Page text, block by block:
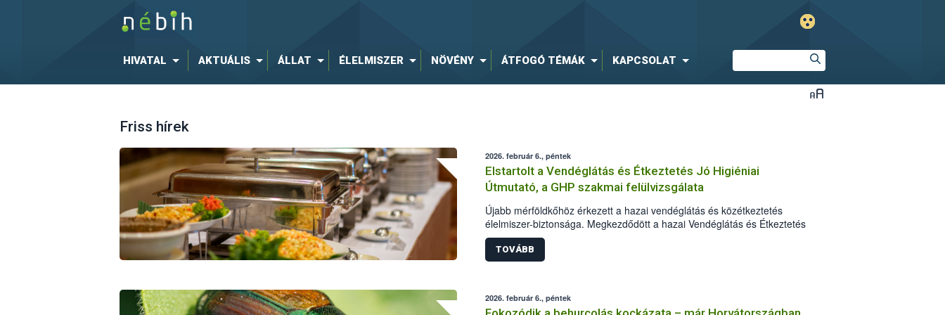
HIVATAL AKTUÁLIS ÁLLAT ÉLELMISZER NÖVÉNY ÁTFOGÓ TÉMÁK KAPCSOLAT
Friss hírek
2026. február 6., péntek
Elstartolt a Vendéglátás és Étkeztetés Jó Higiéniai
Útmutató, a GHP szakmai felülvizsgálata
Újabb mérföldkőhöz érkezett a hazai vendéglátás és közétkeztetés
élelmiszer-biztonsága. Megkezdődött a hazai Vendéglátás és Étkeztetés
Jó Higiéniai Útmutató, a GHP aktualizálása. A Közétkeztetők,
Élelmezésvezetők Országos Szövetsége (KÖZSZÖV) koordinálásával
felálló munkacsoport célja, hogy a jelenlegi kiadást az időközben
TOVÁBB
2026. február 6., péntek